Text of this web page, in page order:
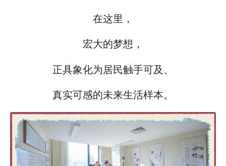
在这里，
宏大的梦想，
正具象化为居民触手可及、
真实可感的未来生活样本。